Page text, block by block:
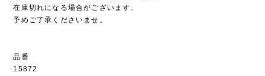
在庫切れになる場合がございます。
予めご了承くださいませ。
品番
15872